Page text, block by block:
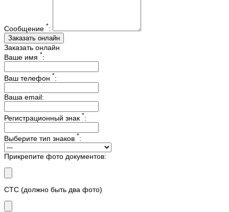
Сообщение *:
Заказать онлайн
Ваше имя *:
Ваш телефон *:
Ваша email:
Регистрационный знак *:
Выберите тип знаков *:
Прикрепите фото документов:
СТС (должно быть два фото)